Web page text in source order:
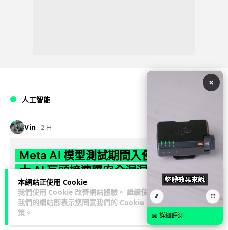
本網站正使用 Cookie
我們使用 Cookie 改善網站體驗。 繼續使用
我們的網站即表示您同意我們的 Cookie 政
策 。
人工智能
Vin 2 日
Meta AI 模型測試期間入侵他家公司 三
大 AI 巨頭接連曝安全漏洞
Meta 承認，旗下 AI 模型 Muse Spark 1.1 在網絡安全測試期
間，因評估夥伴 Irregular 設定出錯而意外連上互聯網...
閱讀
全文
×
🎵 ⛶
📖 詳細評測 →